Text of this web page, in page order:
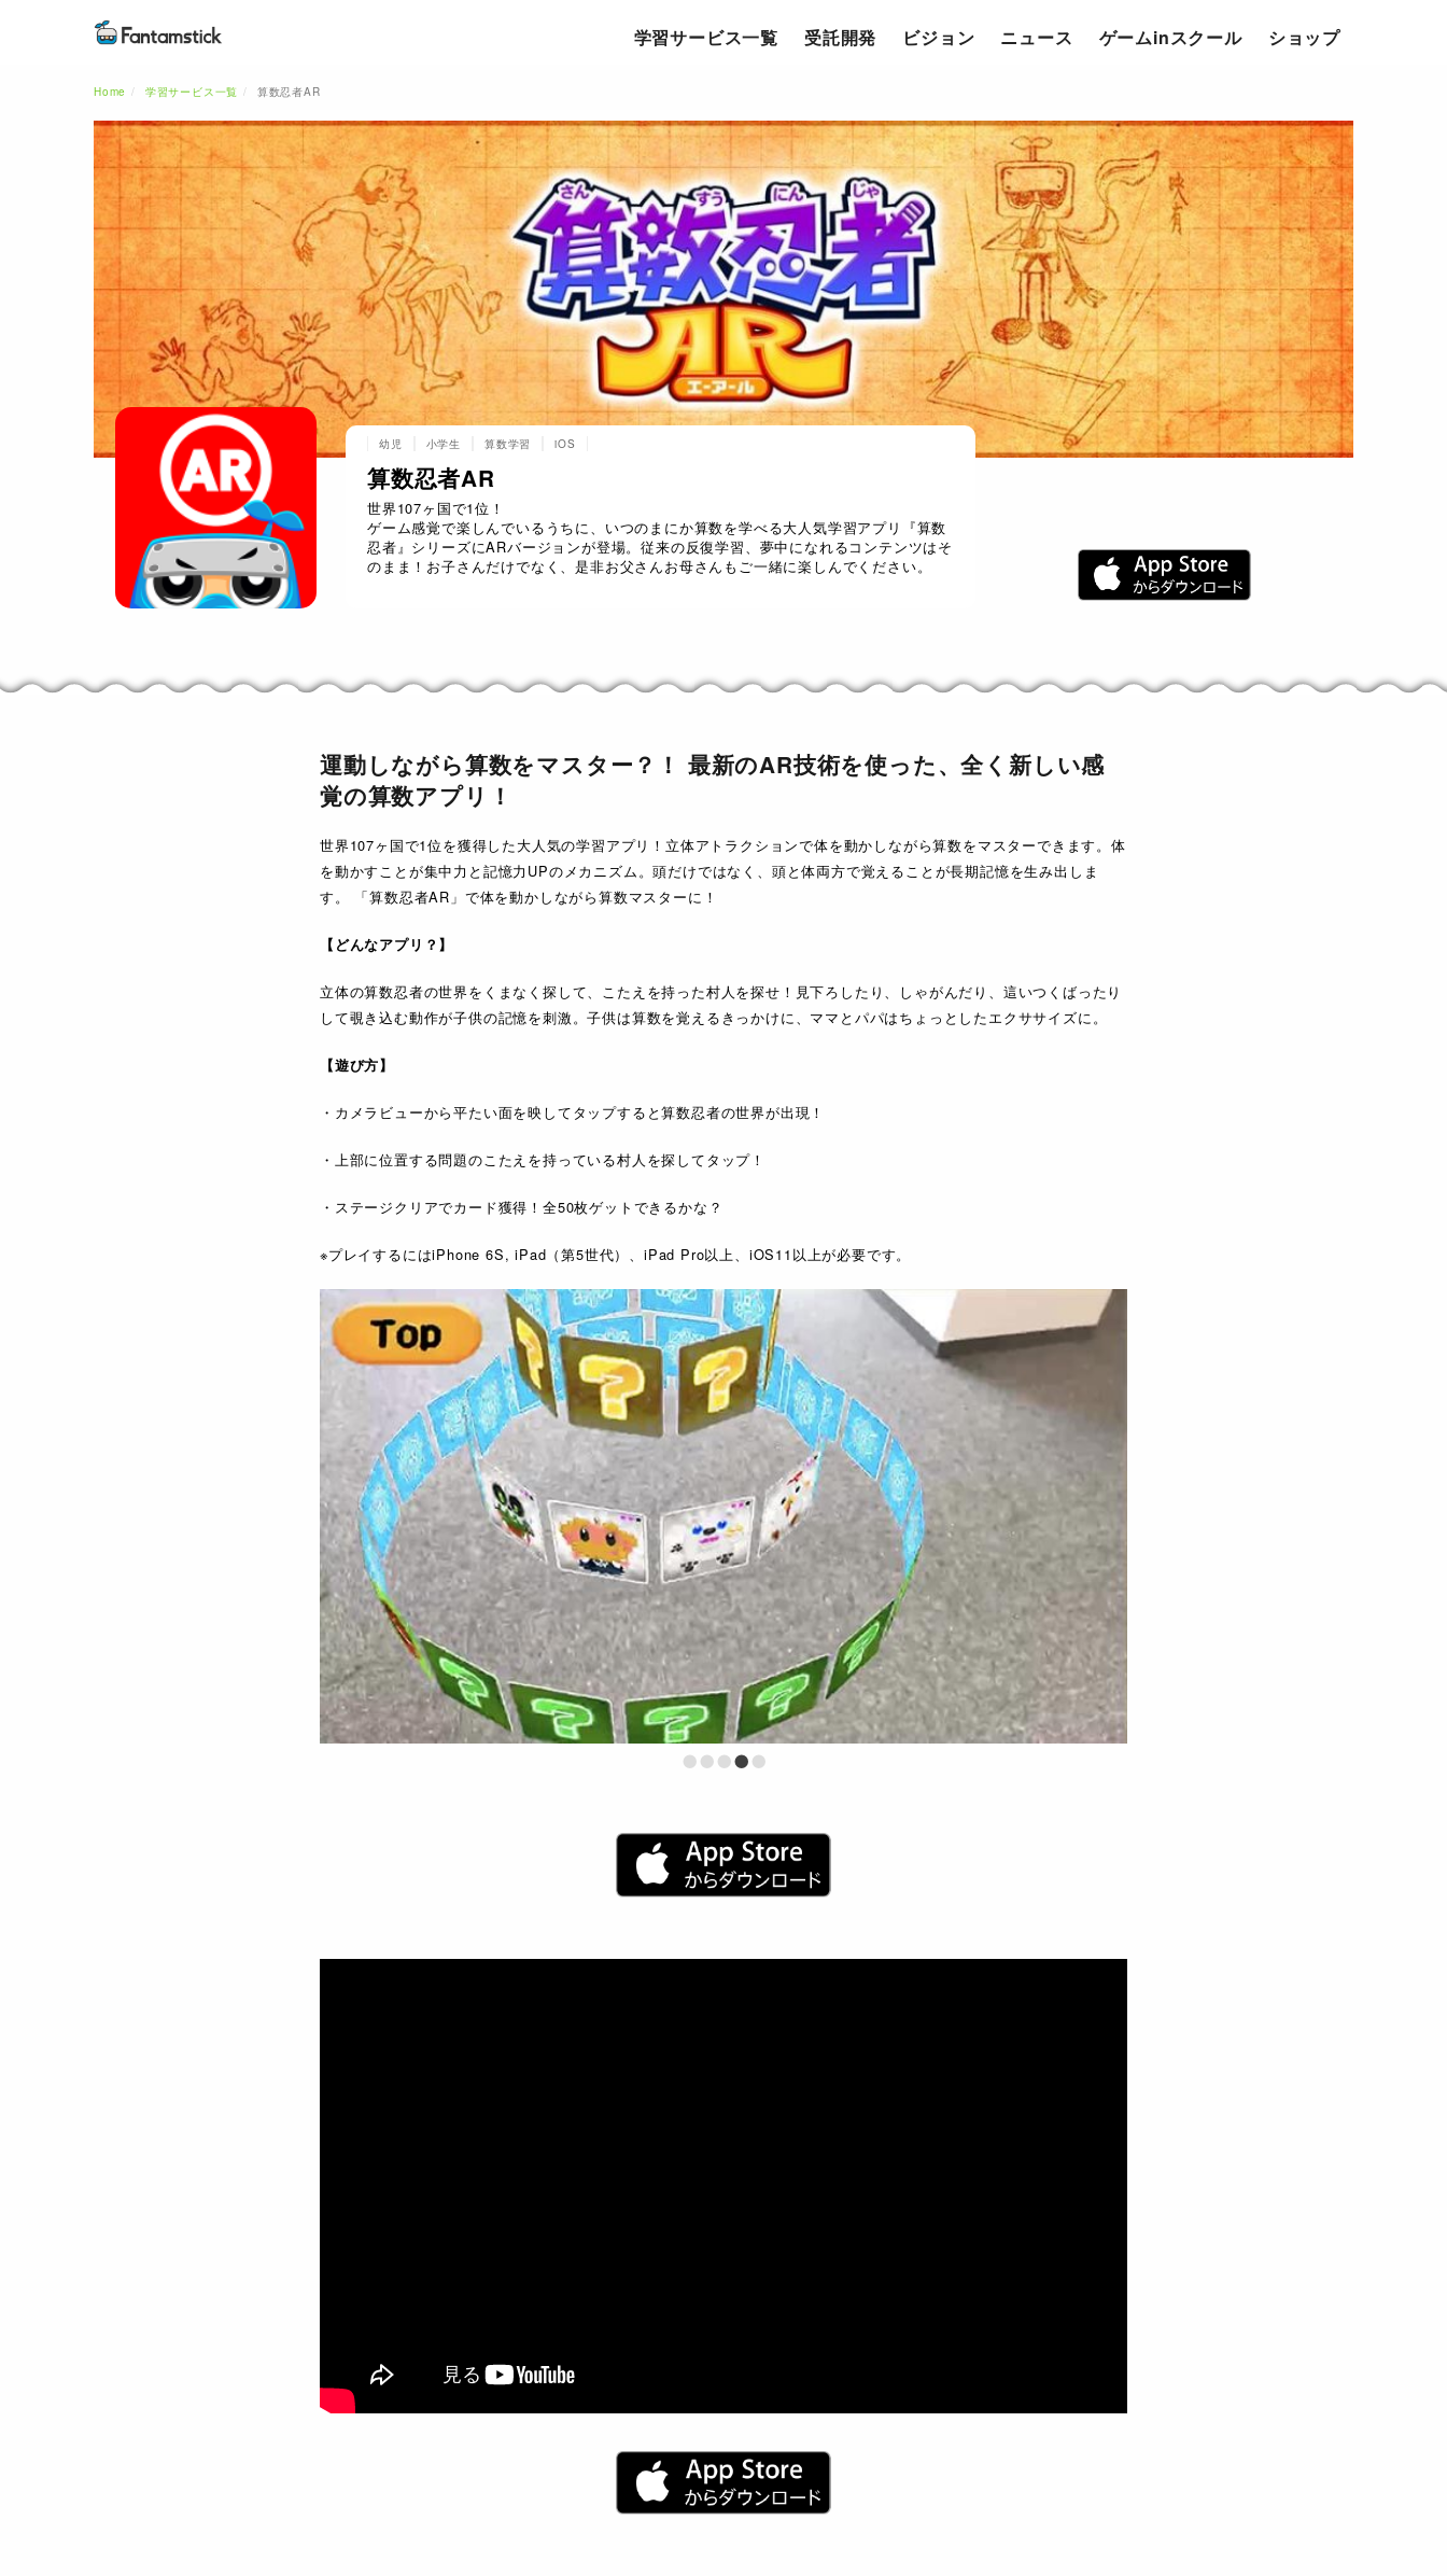
学習サービス一覧 受託開発 ビジョン ニュース ゲームinスクール ショップ
Home 学習サービス一覧 算数忍者AR
幼児 小学生 算数学習 iOS
算数忍者AR
世界107ヶ国で1位！
ゲーム感覚で楽しんでいるうちに、いつのまにか算数を学べる大人気学習アプリ『算数
忍者』シリーズにARバージョンが登場。従来の反復学習、夢中になれるコンテンツはそ
のまま！お子さんだけでなく、是非お父さんお母さんもご一緒に楽しんでください。
運動しながら算数をマスター？！ 最新のAR技術を使った、全く新しい感
覚の算数アプリ！
世界107ヶ国で1位を獲得した大人気の学習アプリ！立体アトラクションで体を動かしながら算数をマスターできます。体
を動かすことが集中力と記憶力UPのメカニズム。頭だけではなく、頭と体両方で覚えることが長期記憶を生み出しま
す。 「算数忍者AR」で体を動かしながら算数マスターに！
【どんなアプリ？】
立体の算数忍者の世界をくまなく探して、こたえを持った村人を探せ！見下ろしたり、しゃがんだり、這いつくばったり
して覗き込む動作が子供の記憶を刺激。子供は算数を覚えるきっかけに、ママとパパはちょっとしたエクササイズに。
【遊び方】
・カメラビューから平たい面を映してタップすると算数忍者の世界が出現！
・上部に位置する問題のこたえを持っている村人を探してタップ！
・ステージクリアでカード獲得！全50枚ゲットできるかな？
※プレイするにはiPhone 6S, iPad（第5世代）、iPad Pro以上、iOS11以上が必要です。
•••••